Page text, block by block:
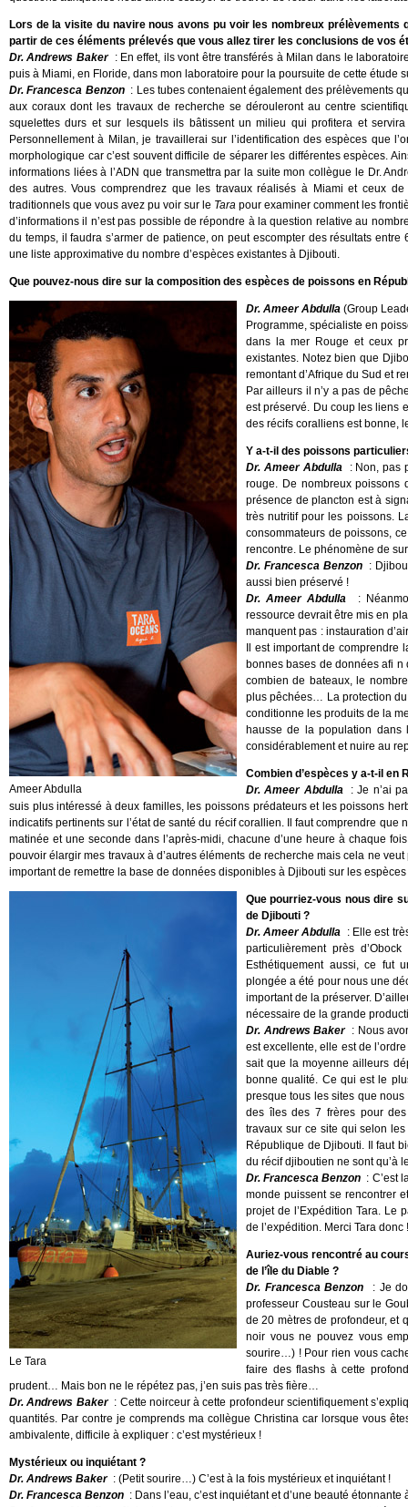
Lors de la visite du navire nous avons pu voir les nombreux
partir de ces éléments prélevés que vous allez tirer les conclusions de vos
Dr. Andrews Baker : En effet, ils vont être transférés à Milan dans le
puis à Miami, en Floride, dans mon laboratoire pour la poursuite de cette étude
Dr. Francesca Benzon : Les tubes contenaient également des prélèvements
aux coraux dont les travaux de recherche se dérouleront au centre
squelettes durs et sur lesquels ils bâtissent un milieu qui profitera et
Personnellement à Milan, je travaillerai sur l’identification des espèces que
morphologique car c’est souvent difficile de séparer les différentes espèces.
informations liées à l’ADN que transmettra par la suite mon collègue le Dr.
des autres. Vous comprendrez que les travaux réalisés à Miami et ceux
traditionnels que vous avez pu voir sur le Tara pour examiner comment les
d’informations il n’est pas possible de répondre à la question relative au
du temps, il faudra s’armer de patience, on peut escompter des résultats
une liste approximative du nombre d’espèces existantes à Djibouti.
Que pouvez-nous dire sur la composition des espèces de poissons en
Ameer Abdulla
Dr. Ameer Abdulla (Group
Programme, spécialiste en
dans la mer Rouge et ceux
existantes. Notez bien que
remontant d’Afrique du Sud et
Par ailleurs il n’y a pas de
est préservé. Du coup les liens
des récifs coralliens est bonne,
Y a-t-il des poissons
Dr. Ameer Abdulla
: Non, pas
rouge. De nombreux poissons
présence de plancton est à
très nutritif pour les poissons.
consommateurs de poissons,
rencontre. Le phénomène de
Dr. Francesca Benzon :
aussi bien préservé !
Dr. Ameer Abdulla
:
ressource devrait être mis en
manquent pas : instauration
Il est important de
bonnes bases de données afi n
combien de bateaux, le
plus pêchées… La protection
conditionne les produits de la
hausse de la population
considérablement et nuire au
Combien d’espèces y a-t-il en
Dr. Ameer Abdulla
: Je n’ai
suis plus intéressé à deux familles, les poissons prédateurs et les poissons
indicatifs pertinents sur l’état de santé du récif corallien. Il faut comprendre
matinée et une seconde dans l’après-midi, chacune d’une heure à chaque
pouvoir élargir mes travaux à d’autres éléments de recherche mais cela ne
important de remettre la base de données disponibles à Djibouti sur les
Le Tara
Que pourriez-vous nous dire
de Djibouti ?
Dr. Ameer Abdulla : Elle est
particulièrement près
Esthétiquement aussi, ce fut
plongée a été pour nous une
important de la préserver.
nécessaire de la grande
Dr. Andrews Baker : Nous
est excellente, elle est de
sait que la moyenne ailleurs
bonne qualité. Ce qui est le
presque tous les sites que
des îles des 7 frères pour
travaux sur ce site qui selon
République de Djibouti. Il faut
du récif djiboutien ne sont qu’à
Dr. Francesca Benzon : C’est
monde puissent se rencontrer
projet de l’Expédition Tara. Le
de l’expédition. Merci Tara donc !
Auriez-vous rencontré au
de l’île du Diable ?
Dr. Francesca Benzon
: Je
professeur Cousteau sur le
de 20 mètres de profondeur, et
noir vous ne pouvez vous
sourire…) ! Pour rien vous
faire des flashs à cette
prudent… Mais bon ne le répétez pas, j’en suis pas très fière…
Dr. Andrews Baker : Cette noirceur à cette profondeur scientifiquement
quantités. Par contre je comprends ma collègue Christina car lorsque vous
ambivalente, difficile à expliquer : c’est mystérieux !
Mystérieux ou inquiétant ?
Dr. Andrews Baker : (Petit sourire…) C’est à la fois mystérieux et inquiétant !
Dr. Francesca Benzon : Dans l’eau, c’est inquiétant et d’une beauté étonnante